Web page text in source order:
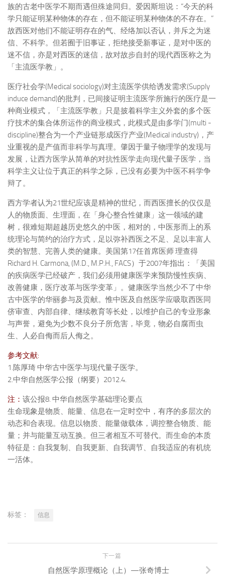
族的古老中医学不期而遇但殊途同归。爱因斯坦说：“今天的科
学只能证明某种物体的存在，但不能证明某种物体的不存在。”
故西医对他们不能证明存在的气、经络加以否认，并斥之为迷
信、不科学。但若囿于旧事证，拒绝接受新事证，是对中医的
迷不信，亦是对西医的迷信，故对故步自封的现代西医称之为
「主流医学教」。
医疗社会学(Medical sociology)对主流医学供给诱发需求(Supply
induce demand)的批判，已间接证明主流医学所施行的医疗是一
种商业模式，「主流医学教」只是披着科学主义外套的多个医
疗技术的集合体所运作的商业模式，此模式是由多学门(multi -
discipline)整合为一个产业链形成医疗产业(Medical industry)，产
业重视的是产值而非科学与真理。肇因于量子物理学的发现与
发展，让西方医学从简单的对抗性医学走向现代量子医学，当
科学主义让位于真正的科学之际，已没有必要为中医不科学争
辩了。
西方学者认为21世纪应该是精神的世纪，而西医擅长的仅仅是
人的物质面、生理面，在「身心整合性健康」这一领域的建
树，很难短期超越历史悠久的中医，相对的，中医形而上的系
统理论与简约的治疗方式，足以弥补西医之不足、足以丰富人
类的智慧、完善人类的健康。美国第17任首席医师 理查得
Richard H. Carmona, (M.D., M.P.H., FACS）于2007年指出：「美国
的疾病医学已经破产，我们必须用健康医学来预防慢性疾病、
改善健康，医疗改革与医学变革」。健康医学当然少不了中华
古中医学的华丽参与及贡献。惟中医及自然医学应吸取西医同
侪审查、内部自律、继续教育等长处，以维护自己的专业形象
与声誉，避免为少数不良分子所危害，毕竟，物必自腐而虫
生、人必自侮而后人侮之。
参考文献:
1.陈厚琦 中华古中医学与现代量子医学。
2.中华自然医学公报（纲要）2012.4.
注： 该公报8. 中华自然医学基础理论要点
生命现象是物质、能量、信息在一定时空中，有序的多层次的
动态和合表现。信息以物质、能量做载体，调控整合物质、能
量；并与能量互动互换。但三者相互不可替代。而生命的本质
特征是：自我复制、自我更新、自我调节、自我适应的有机统
一活体。
标签： 信息
下一篇
自然医学原理概论（上）—张奇博士